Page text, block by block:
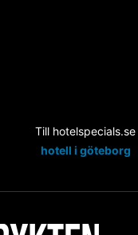
Till hotelspecials.se
hotell i göteborg